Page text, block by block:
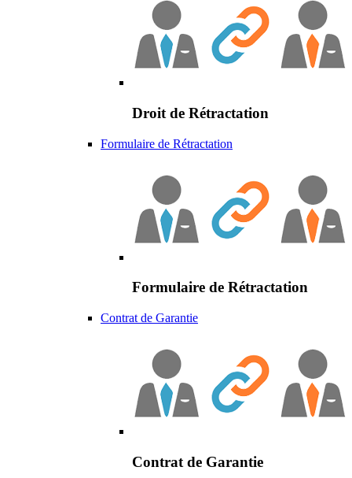
Droit de Rétractation
Formulaire de Rétractation
Formulaire de Rétractation
Contrat de Garantie
Contrat de Garantie